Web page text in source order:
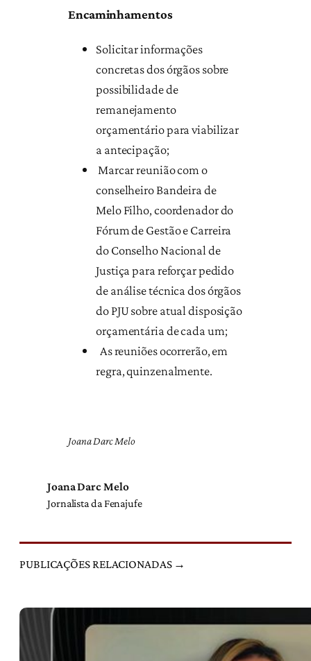
Encaminhamentos
Solicitar informações
concretas dos órgãos sobre
possibilidade de
remanejamento
orçamentário para viabilizar
a antecipação;
Marcar reunião com o
conselheiro Bandeira de
Melo Filho, coordenador do
Fórum de Gestão e Carreira
do Conselho Nacional de
Justiça para reforçar pedido
de análise técnica dos órgãos
do PJU sobre atual disposição
orçamentária de cada um;
As reuniões ocorrerão, em
regra, quinzenalmente.
Joana Darc Melo
Joana Darc Melo
Jornalista da Fenajufe
PUBLICAÇÕES RELACIONADAS →